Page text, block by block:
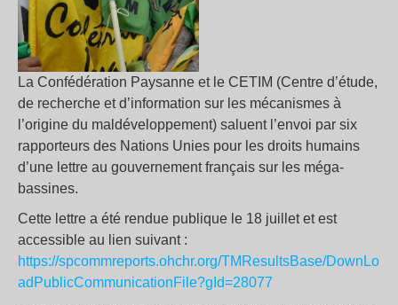
La Confédération Paysanne et le CETIM (Centre d’étude,
de recherche et d’information sur les mécanismes à
l’origine du maldéveloppement) saluent l’envoi par six
rapporteurs des Nations Unies pour les droits humains
d’une lettre au gouvernement français sur les méga-
bassines.
Cette lettre a été rendue publique le 18 juillet et est
accessible au lien suivant :
https://spcommreports.ohchr.org/TMResultsBase/DownLo
adPublicCommunicationFile?gId=28077